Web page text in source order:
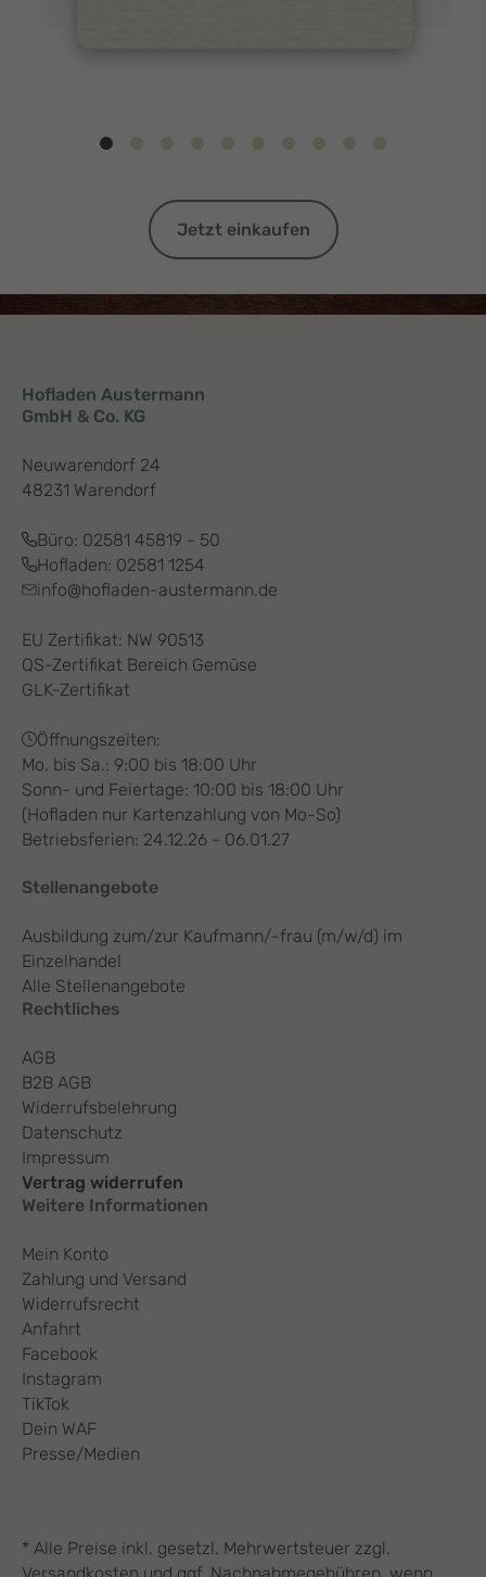
Jetzt einkaufen
Hofladen Austermann
GmbH & Co. KG
Neuwarendorf 24
48231 Warendorf
Büro: 02581 45819 - 50
Hofladen: 02581 1254
info@hofladen-austermann.de
EU Zertifikat: NW 90513
QS-Zertifikat Bereich Gemüse
GLK-Zertifikat
Öffnungszeiten:
Mo. bis Sa.: 9:00 bis 18:00 Uhr
Sonn- und Feiertage: 10:00 bis 18:00 Uhr
(Hofladen nur Kartenzahlung von Mo-So)
Betriebsferien: 24.12.26 - 06.01.27
Stellenangebote
Ausbildung zum/zur Kaufmann/-frau (m/w/d) im
Einzelhandel
Alle Stellenangebote
Rechtliches
AGB
B2B AGB
Widerrufsbelehrung
Datenschutz
Impressum
Vertrag widerrufen
Weitere Informationen
Mein Konto
Zahlung und Versand
Widerrufsrecht
Anfahrt
Facebook
Instagram
TikTok
Dein WAF
Presse/Medien
* Alle Preise inkl. gesetzl. Mehrwertsteuer zzgl.